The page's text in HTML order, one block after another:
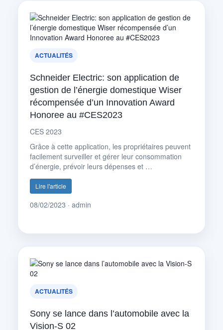
ACTUALITÉS
Schneider Electric: son application de
gestion de l’énergie domestique Wiser
récompensée d’un Innovation Award
Honoree au #CES2023
CES 2023
Grâce à cette application, les propriétaires peuvent
facilement surveiller et gérer leur consommation
d’énergie, prévoir leurs dépenses et …
Lire l'article
08/02/2023 · admin
ACTUALITÉS
Sony se lance dans l’automobile avec la
Vision-S 02